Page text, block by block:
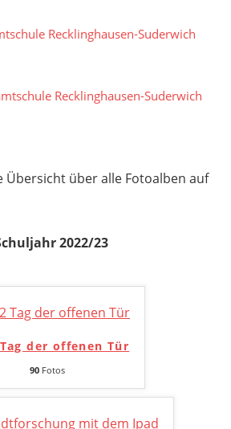
Übersicht über alle Fotoalben auf
2022/23
der offenen Tür
90 Fotos